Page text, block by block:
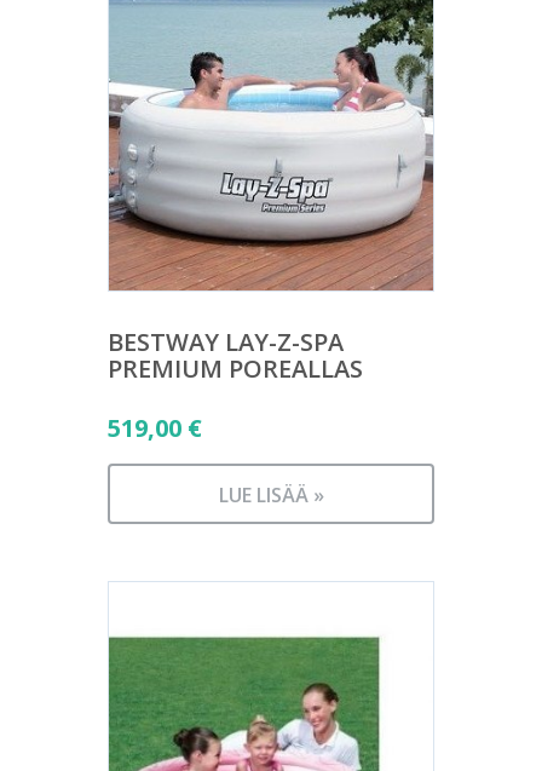
BESTWAY LAY-Z-SPA
PREMIUM POREALLAS
519,00 €
LUE LISÄÄ »